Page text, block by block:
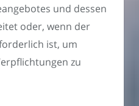
und dessen
oder, wenn der
ist, um
zu